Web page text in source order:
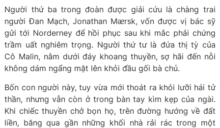
Người thứ ba trong đoàn được giải cứu là chàng trai
người Đan Mạch, Jonathan Mᴂrsk, vốn được vị bác sỹ
gửi tới Norderney để hồi phục sau khi mắc phải chứng
trầm uất nghiêm trọng. Người thứ tư là đứa thị tỳ của
Cô Malin, nằm dưới đáy khoang thuyền, sợ hãi đến nỗi
không dám ngẩng mặt lên khỏi đầu gối bà chủ.
Bốn con người này, tuy vừa mới thoát ra khỏi lưỡi hái tử
thần, nhưng vẫn còn ở trong bàn tay kìm kẹp của ngài.
Khi chiếc thuyền chở bọn họ, trên đường hướng về đất
liền, băng qua gần những khối nhà rải rác trong một